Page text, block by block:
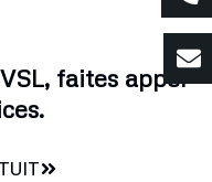
faites appel